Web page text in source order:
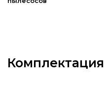
Комплектация